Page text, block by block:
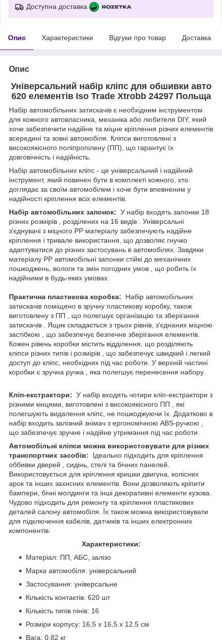
Доступна доставка
Опис Характеристики Відгуки про товар Доставка
Опис
Універсальний набір кліпс для обшивки авто
620 елементів Iso Trade Xtrobb 24297 Польща
Набір автомобільних затискачів є необхідним інструментом
для кожного автовласника, механіка або любителя DIY, який
хоче забезпечити надійне та міцне кріплення різних елементів
всередині та зовні автомобіля. Кліпси виготовлені з
високоякісного поліпропілену (ПП), що гарантує їх
довговічність і надійність.
Набір автомобільних кліпс - це універсальний і надійний
інструмент, який повинен бути в комплекті кожного, хто
доглядає за своїм автомобілем і хоче бути впевненим у
надійності кріплення всіх елементів.
Набір автомобільних запонок: У набір входять запонки 18
різних розмірів , розділених на 16 видів . Універсальні
з'єднувачі з міцного PP матеріалу забезпечують надійне
кріплення і тривале використання, що дозволяє гнучко
адаптуватися до різних застосувань в автомобілях. Завдяки
матеріалу PP автомобільні запонки стійкі до механічних
пошкоджень, вологи та змін погодних умов , що робить їх
надійними в будь-яких умовах.
Практична пластикова коробка: Набір автомобільних
затискачів поміщено в зручну пластикову коробку, також
виготовлену з ПП , що полегшує організацію та зберігання
затискачів . Ящик складається з трьох рівнів, з'єднаних міцною
застібкою , що забезпечує безпечне зберігання елементів.
Кожен рівень коробки містить відділення, що розділяють
кліпси різних типів і розмірів , що забезпечує швидкий і легкий
доступ до кліпс, необхідних під час роботи. У верхній частині
коробки є зручна ручка , яка полегшує перенесення набору.
Кліп-екстрактори: У набір входять чотири кліп-екстрактори з
різними кінцями, виготовлені з високоякісного ПП , які
полегшують видалення кліпс, не пошкоджуючи їх. Додатково в
набір входить залізний знімач з ергономічною ABS-ручкою ,
що забезпечує зручне і надійне утримання під час роботи.
Автомобільні кліпси можна використовувати для різних
транспортних засобів: Ідеально підходить для кріплення
оббивки дверей , сидінь, стелі та бічних панелей.
Використовується для кріплення кришки двигуна, колісних
арок та інших захисних елементів. Вони дозволяють кріпити
бампери, бічні молдинги та інші декоративні елементи кузова.
Чудово підходить для ремонту та кріплення пластикових
деталей салону автомобіля. Їх також можна використовувати
для підключення кабелів, датчиків та інших електронних
компонентів.
Характеристики:
Матеріал: ПП, АБС, залізо
Марка автомобіля: універсальний
Застосування: універсальне
Кількість контактів: 620 шт
Кількість типів пінів: 16
Розміри корпусу: 16,5 х 16,5 х 12,5 см
Вага: 0,82 кг